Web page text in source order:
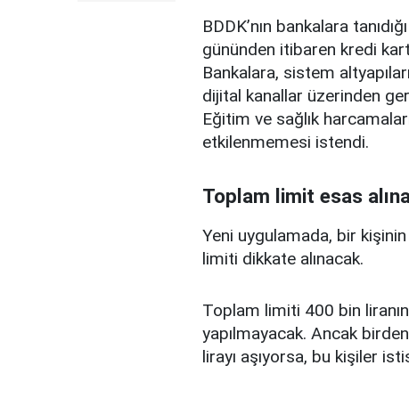
BDDK’nın bankalara
gününden itibaren kredi
Bankalara, sistem
dijital kanallar üzerinden
Eğitim ve sağlık
etkilenmemesi istendi.
Toplam limit esas
Yeni uygulamada, bir
limiti dikkate alınacak.
Toplam limiti 400 bin
yapılmayacak. Ancak
lirayı aşıyorsa, bu kişiler